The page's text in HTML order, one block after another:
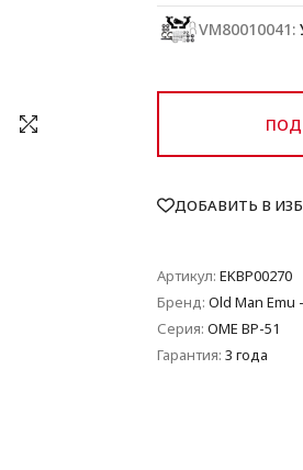
VM80010041:
ПОД
ДОБАВИТЬ В
Артикул: EKBP00270
Бренд: Old Man Emu
Серия: OME BP-51
Гарантия: 3 года